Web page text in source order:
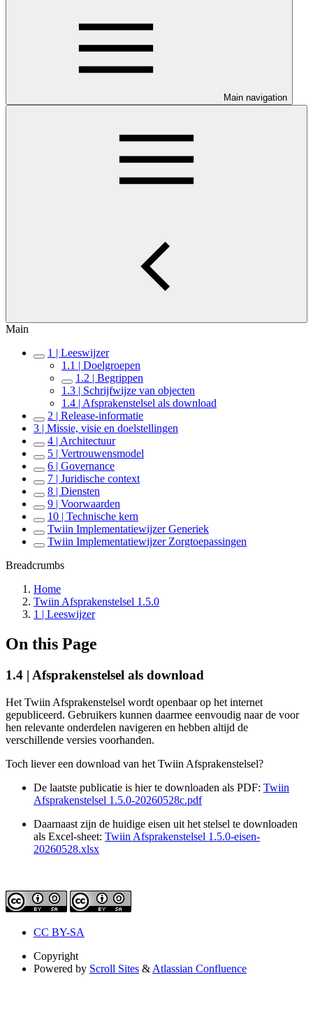
Main navigation
Main
1 | Leeswijzer
1.1 | Doelgroepen
1.2 | Begrippen
1.3 | Schrijfwijze van objecten
1.4 | Afsprakenstelsel als download
2 | Release-informatie
3 | Missie, visie en doelstellingen
4 | Architectuur
5 | Vertrouwensmodel
6 | Governance
7 | Juridische context
8 | Diensten
9 | Voorwaarden
10 | Technische kern
Twiin Implementatiewijzer Generiek
Twiin Implementatiewijzer Zorgtoepassingen
Breadcrumbs
Home
Twiin Afsprakenstelsel 1.5.0
1 | Leeswijzer
On this Page
1.4 | Afsprakenstelsel als download
Het Twiin Afsprakenstelsel wordt openbaar op het internet
gepubliceerd. Gebruikers kunnen daarmee eenvoudig naar de voor
hen relevante onderdelen navigeren en hebben altijd de
verschillende versies voorhanden.
Toch liever een download van het Twiin Afsprakenstelsel?
De laatste publicatie is hier te downloaden als PDF: Twiin
Afsprakenstelsel 1.5.0-20260528c.pdf
Daarnaast zijn de huidige eisen uit het stelsel te downloaden
als Excel-sheet: Twiin Afsprakenstelsel 1.5.0-eisen-
20260528.xlsx
CC BY-SA
Copyright
Powered by Scroll Sites & Atlassian Confluence